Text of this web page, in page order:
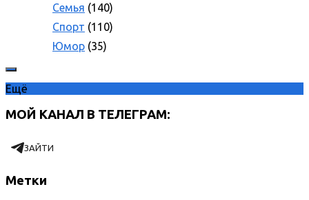
Семья (140)
Спорт (110)
Юмор (35)
Ещё
МОЙ КАНАЛ В ТЕЛЕГРАМ:
ЗАЙТИ
Метки